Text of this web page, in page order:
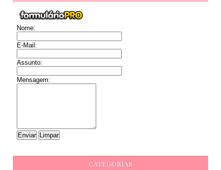
Nome:
E-Mail:
Assunto:
Mensagem:
CATEGORIAS